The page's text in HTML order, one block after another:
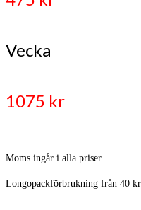
Vecka
1075 kr
Moms ingår i alla priser.
Longopackförbrukning från 40